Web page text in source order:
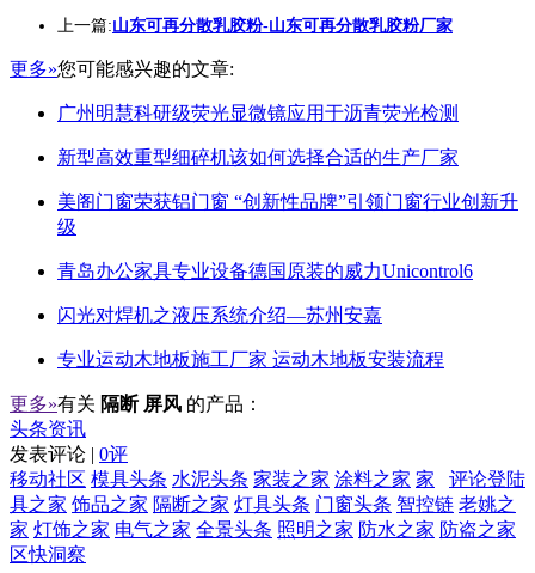
上一篇:山东可再分散乳胶粉-山东可再分散乳胶粉厂家
更多»您可能感兴趣的文章:
广州明慧科研级荧光显微镜应用于沥青荧光检测
新型高效重型细碎机该如何选择合适的生产厂家
美阁门窗荣获铝门窗 “创新性品牌”引领门窗行业创新升
级
青岛办公家具专业设备德国原装的威力Unicontrol6
闪光对焊机之液压系统介绍—苏州安嘉
专业运动木地板施工厂家 运动木地板安装流程
更多»有关 隔断 屏风 的产品：
头条资讯
发表评论 | 0评
评论登陆
移动社区 模具头条 水泥头条 家装之家 涂料之家 家
具之家 饰品之家 隔断之家 灯具头条 门窗头条 智控链 老姚之
家 灯饰之家 电气之家 全景头条 照明之家 防水之家 防盗之家
区快洞察